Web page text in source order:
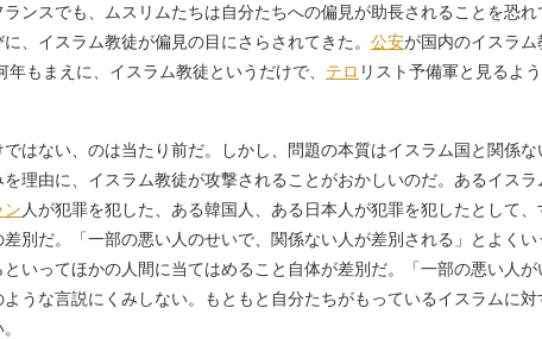
ンスでも、ムスリムたちは自分たちへの偏見が助長されることを恐
、イスラム教徒が偏見の目にさらされてきた。 公安が国内のイスラ
もまえに、イスラム教徒というだけで、 テロ リスト予備軍と見るよ
はない、のは当たり前だ。しかし、問題の本質はイスラム国と関係な
理由に、イスラム教徒が攻撃されることがおかしいのだ。あるイス
ン 人が犯罪を犯した、ある韓国人、ある日本人が犯罪を犯したとして、
別だ。「一部の悪い人のせいで、関係ない人が差別される」とよく
いってほかの人間に当てはめること自体が差別だ。「一部の悪い人
うな言説にくみしない。もともと自分たちがもっているイスラムに